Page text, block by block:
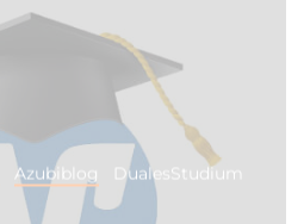
Azubiblog DualesStudium